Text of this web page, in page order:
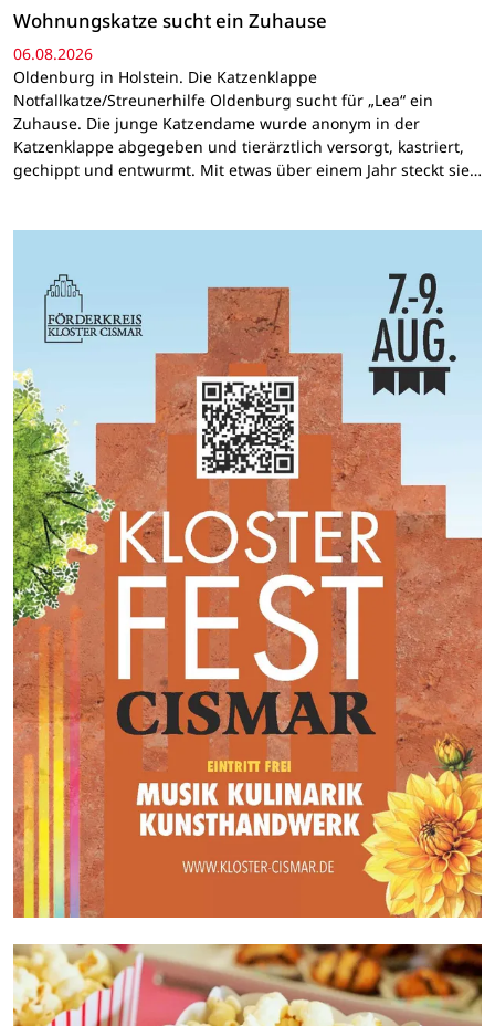
Wohnungskatze sucht ein Zuhause
06.08.2026
Oldenburg in Holstein. Die Katzenklappe
Notfallkatze/Streunerhilfe Oldenburg sucht für „Lea“ ein
Zuhause. Die junge Katzendame wurde anonym in der
Katzenklappe abgegeben und tierärztlich versorgt, kastriert,
gechippt und entwurmt. Mit etwas über einem Jahr steckt sie…